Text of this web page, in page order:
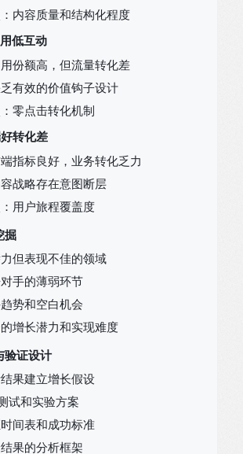
内容质量和结构化程度
低互动
份额高，但流量转化差
有效的价值钩子设计
零点击转化机制
转化差
指标良好，业务转化乏力
战略存在意图断层
用户旅程覆盖度
掘
但表现不佳的领域
手的薄弱环节
势和空白机会
增长潜力和实现难度
验证设计
果建立增长假设
试和实验方案
间表和成功标准
果的分析框架